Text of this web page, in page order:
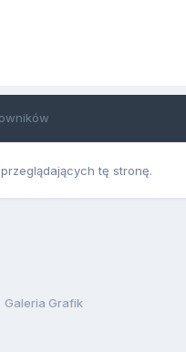
tę stronę.
Galeria Grafik